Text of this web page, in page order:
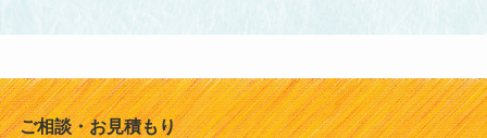
ご相談・お見積もり